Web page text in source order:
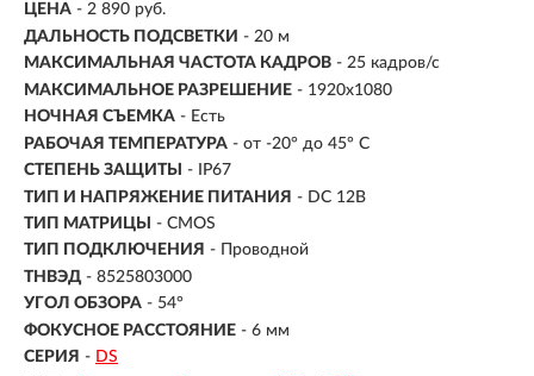
ЦЕНА - 2 890 руб.
ДАЛЬНОСТЬ ПОДСВЕТКИ - 20 м
МАКСИМАЛЬНАЯ ЧАСТОТА КАДРОВ - 25 кадров/с
МАКСИМАЛЬНОЕ РАЗРЕШЕНИЕ - 1920x1080
НОЧНАЯ СЪЕМКА - Есть
РАБОЧАЯ ТЕМПЕРАТУРА - от -20° до 45° C
СТЕПЕНЬ ЗАЩИТЫ
- IP67
ТИП И НАПРЯЖЕНИЕ ПИТАНИЯ - DC 12В
ТИП МАТРИЦЫ
- CMOS
ТИП ПОДКЛЮЧЕНИЯ - Проводной
ТНВЭД - 8525803000
УГОЛ ОБЗОРА - 54°
ФОКУСНОЕ РАССТОЯНИЕ - 6 мм
СЕРИЯ - DS